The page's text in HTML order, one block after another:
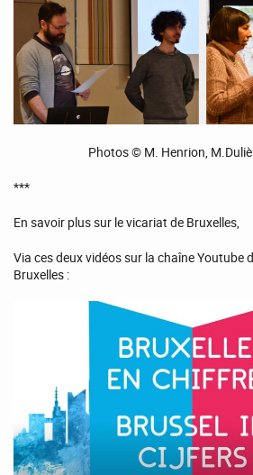
Photos © M. Henrion,
***
En savoir plus sur le vicariat de Bruxelles,
Via ces deux vidéos sur la chaîne Youtube
Bruxelles :